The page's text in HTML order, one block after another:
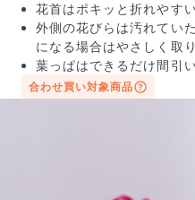
届いたお花に元気がなか
不備があった場合は、些
までご連絡ください。ご
花首はポキッと折れやす
外側の花びらは汚れてい
になる場合はやさしく取
葉っぱはできるだけ間引
合わせ買い対象商品